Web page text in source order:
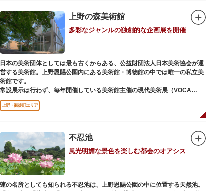
ないぬくもりと、新しいデザインの商品に出会うことができます。
名前の由来は、東京駅から2k540m付近にあることから「2k540」、秋葉原
駅（AKIHABARA）と御徒町駅（OKACHIMACHI）の間にあるという造語
「AKI-OKA」、フランス語で「職人」を意味する「ARTISAN」を組み合わ
せたもの。
施設周辺は、江戸の文化を伝える伝統工芸職人の街だったという背景もあ
り、現在もジュエリーや皮製品を扱うお店が多く、高いセンスとクオリティ
をもった店舗が集結しています。
上野の森美術館
多彩なジャンルの独創的な企画展を開催
日本の美術団体としては最も古くからある、公益財団法人日本美術協会が運
営する美術館。上野恩賜公園内にある美術館・博物館の中では唯一の私立美
術館です。
常設展示は行わず、毎年開催している美術館主催の現代美術展（VOCA
展）、公募展（上野の森美術館大賞展、日本の自然を描く展）のほか、マン
ガから書展にいたるまで定期的に多彩なジャンルの独創的な企画展を開催し
別館の1階には、小企画展などの開催もできる上野の森美術館ギャラリー、
そして、3階には上野の森アートスクールが設置され、初心者から熟練者を
対象とした油彩・アクリル、水彩、日本画のクラスや、週末に受講できる単
発講座などを開催しています。
上野・御徒町エリア
不忍池
風光明媚な景色を楽しむ都会のオアシス
蓮の名所としても知られる不忍池は、上野恩賜公園の中に位置する天然池。